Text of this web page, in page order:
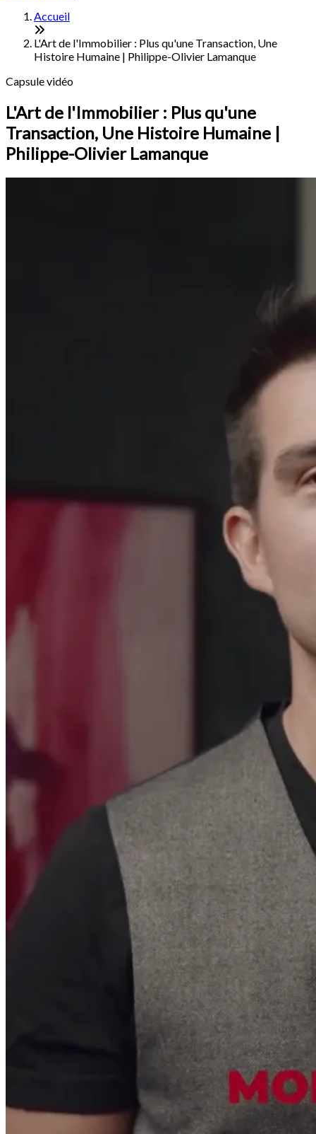
Accueil
L'Art de l'Immobilier : Plus qu'une Transaction, Une
Histoire Humaine | Philippe-Olivier Lamanque
Capsule vidéo
L'Art de l'Immobilier : Plus qu'une
Transaction, Une Histoire Humaine |
Philippe-Olivier Lamanque